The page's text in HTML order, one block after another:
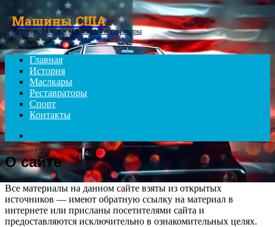
Menu
Машины США
История, Маслкары, Спорт, Реставраторы
Главная
История
Маслкары
Реставраторы
Спорт
Контакты
for
О сайте
Все материалы на данном сайте взяты из открытых
источников — имеют обратную ссылку на материал в
интернете или присланы посетителями сайта и
предоставляются исключительно в ознакомительных целях.